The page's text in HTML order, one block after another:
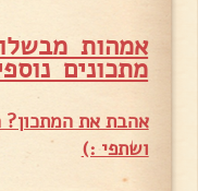
אמהות
מתכונים
אהבת את המתכון?
ושתפי :)